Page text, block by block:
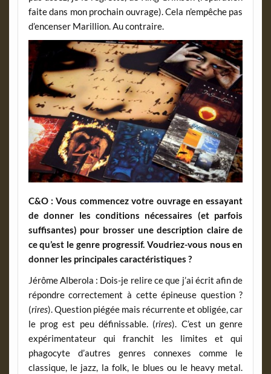
faite dans mon prochain ouvrage). Cela n’empêche pas
d’encenser Marillion. Au contraire.
C&O : Vous commencez votre ouvrage en essayant
de donner les conditions nécessaires (et parfois
suffisantes) pour brosser une description claire de
ce qu’est le genre progressif. Voudriez-vous nous en
donner les principales caractéristiques ?
Jérôme Alberola : Dois-je relire ce que j’ai écrit afin de
répondre correctement à cette épineuse question ?
(rires). Question piégée mais récurrente et obligée, car
le prog est peu définissable. (rires). C’est un genre
expérimentateur qui franchit les limites et qui
phagocyte d’autres genres connexes comme le
classique, le jazz, la folk, le blues ou le heavy metal.